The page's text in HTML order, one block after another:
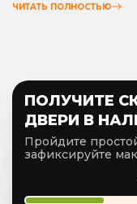
ЧИТАТЬ ПОЛНОСТЬЮ
ПОЛУЧИТЕ
ДВЕРИ В
Пройдите
зафиксируйте